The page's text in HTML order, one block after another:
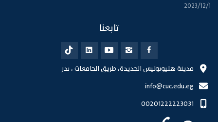
1‏‏/12‏‏/2023
تابعنا
مدينة هليوبوليس الجديدة، طريق الجامعات ، بدر
info@cuc.edu.eg
00201222223031